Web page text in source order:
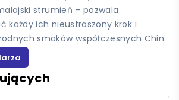
strumień – pozwala
każdy ich nieustraszony krok i
smaków współczesnych Chin.